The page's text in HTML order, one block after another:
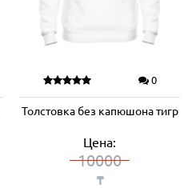
0
Толстовка без капюшона тигр
Цена:
10000
₸